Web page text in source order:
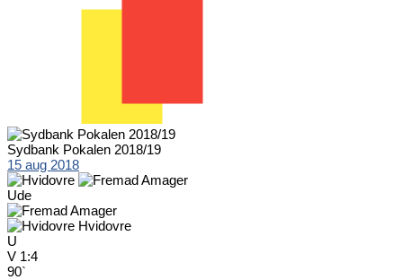
Sydbank Pokalen 2018/19
15 aug 2018
Ude
Hvidovre
U
V 1:4
90`